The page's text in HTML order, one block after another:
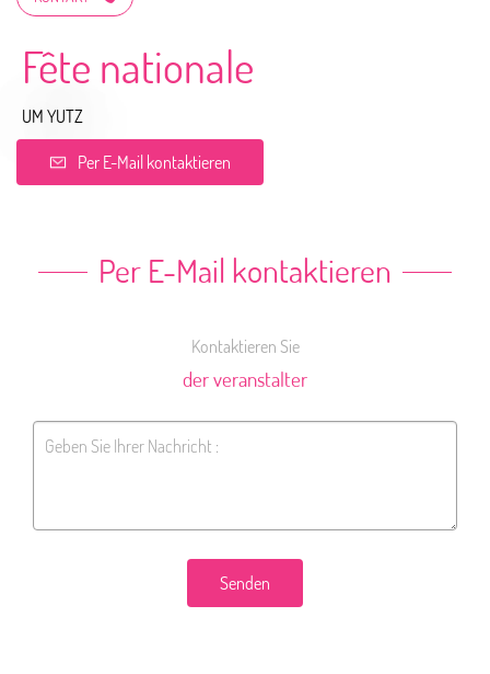
Fête nationale
UM YUTZ
Per E-Mail kontaktieren
Per E-Mail kontaktieren
Kontaktieren Sie
der veranstalter
Senden